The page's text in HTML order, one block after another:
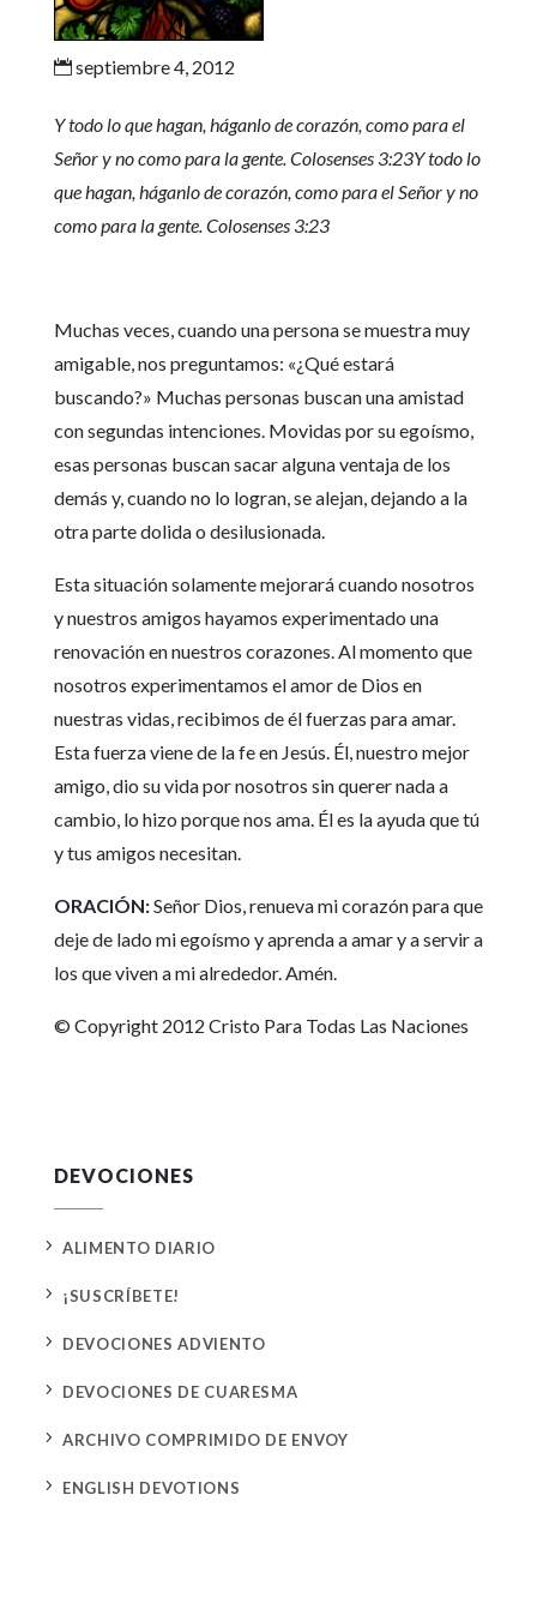
septiembre 4, 2012
Y todo lo que hagan, háganlo de corazón, como para el
Señor y no como para la gente. Colosenses 3:23Y todo lo
que hagan, háganlo de corazón, como para el Señor y no
como para la gente. Colosenses 3:23
Muchas veces, cuando una persona se muestra muy
amigable, nos preguntamos: «¿Qué estará
buscando?» Muchas personas buscan una amistad
con segundas intenciones. Movidas por su egoísmo,
esas personas buscan sacar alguna ventaja de los
demás y, cuando no lo logran, se alejan, dejando a la
otra parte dolida o desilusionada.
Esta situación solamente mejorará cuando nosotros
y nuestros amigos hayamos experimentado una
renovación en nuestros corazones. Al momento que
nosotros experimentamos el amor de Dios en
nuestras vidas, recibimos de él fuerzas para amar.
Esta fuerza viene de la fe en Jesús. Él, nuestro mejor
amigo, dio su vida por nosotros sin querer nada a
cambio, lo hizo porque nos ama. Él es la ayuda que tú
y tus amigos necesitan.
ORACIÓN:Señor Dios, renueva mi corazón para que
deje de lado mi egoísmo y aprenda a amar y a servir a
los que viven a mi alrededor. Amén.
© Copyright 2012 Cristo Para Todas Las Naciones
DEVOCIONES
5 ALIMENTO DIARIO
5 ¡SUSCRÍBETE!
5 DEVOCIONES ADVIENTO
5 DEVOCIONES DE CUARESMA
5 ARCHIVO COMPRIMIDO DE ENVOY
5 ENGLISH DEVOTIONS